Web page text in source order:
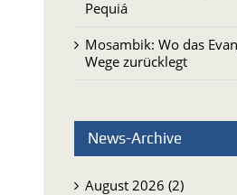
Pequiá
Mosambik: Wo das
Wege zurücklegt
News-Archive
August 2026 (2)